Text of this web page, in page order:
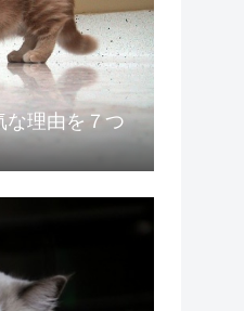
な理由を７つ